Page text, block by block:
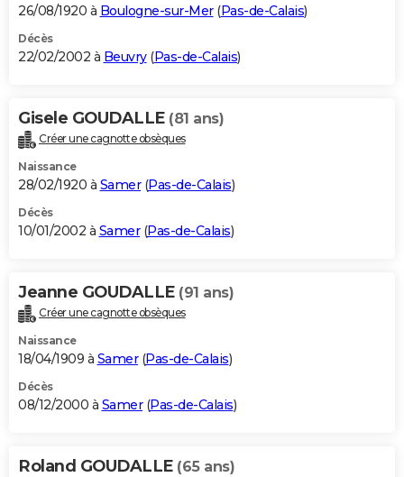
26/08/1920 à Boulogne-sur-Mer(Pas-de-Calais)
Décès
22/02/2002 à Beuvry(Pas-de-Calais)
Gisele GOUDALLE (81 ans)
Créer une cagnotte obsèques
Naissance
28/02/1920 à Samer(Pas-de-Calais)
Décès
10/01/2002 à Samer(Pas-de-Calais)
Jeanne GOUDALLE (91 ans)
Créer une cagnotte obsèques
Naissance
18/04/1909 à Samer(Pas-de-Calais)
Décès
08/12/2000 à Samer(Pas-de-Calais)
Roland GOUDALLE (65 ans)